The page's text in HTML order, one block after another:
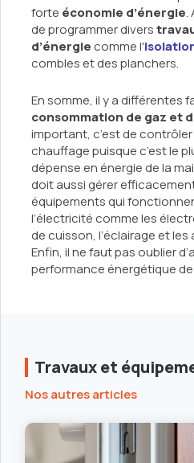
forte économie d’énergie.
de programmer divers
d’énergiecomme l'
combles et des planchers.
En somme, il y a différentes
consommation de gaz et
important, c’est de
chauffage puisque c’est le
dépense en énergie de la
doit aussi gérer
équipements qui
l’électricité comme les
de cuisson, l’éclairage et
Enfin, il ne faut pas oublier
performance énergétique de
Travaux et
Nos autres articles